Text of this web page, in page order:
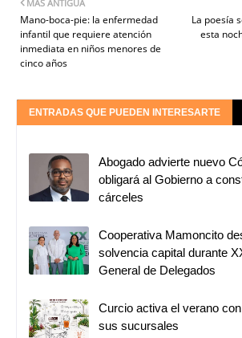
La poesía
esta
MÁS ANTIGUA
Mano-boca-pie: la enfermedad
infantil que requiere atención
inmediata en niños menores de
cinco años
ENTRADAS QUE PUEDEN INTERESARTE
Abogado advierte nuevo
obligará al Gobierno a
cárceles
Cooperativa Mamoncito
solvencia capital durante
General de Delegados
Curcio activa el verano
sus sucursales